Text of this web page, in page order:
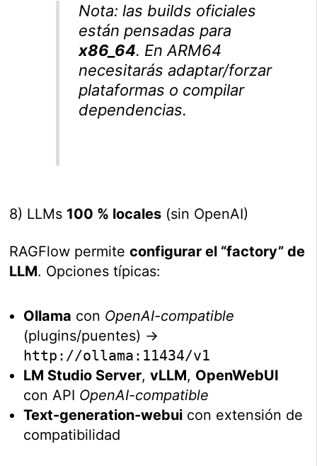
Nota: las builds oficiales
están pensadas para
x86_64. En ARM64
necesitarás adaptar/forzar
plataformas o compilar
dependencias.
8) LLMs 100 % locales (sin OpenAI)
RAGFlow permiteconfigurar el “factory” de
LLM. Opciones típicas:
Ollama con OpenAI-compatible
(plugins/puentes) →
http://ollama:11434/v1
LM Studio Server,vLLM, OpenWebUI
con API OpenAI-compatible
Text-generation-webui con extensión de
compatibilidad